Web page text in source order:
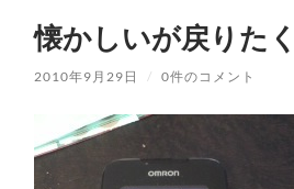
ー
を
切
り
る
懐かしいが戻りた
2010年9月29日 / 0件のコメント